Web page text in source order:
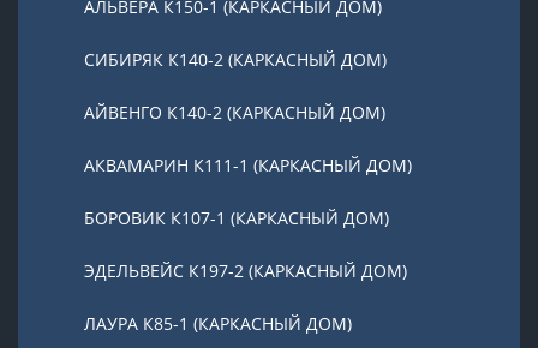
АЛЬВЕРА К150-1 (КАРКАСНЫЙ ДОМ)
СИБИРЯК К140-2 (КАРКАСНЫЙ ДОМ)
АЙВЕНГО К140-2 (КАРКАСНЫЙ ДОМ)
АКВАМАРИН К111-1 (КАРКАСНЫЙ ДОМ)
БОРОВИК К107-1 (КАРКАСНЫЙ ДОМ)
ЭДЕЛЬВЕЙС К197-2 (КАРКАСНЫЙ ДОМ)
ЛАУРА К85-1 (КАРКАСНЫЙ ДОМ)